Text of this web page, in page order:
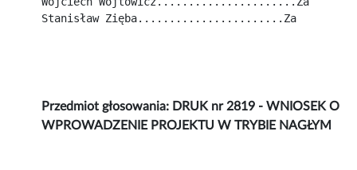
Stanisław Zięba.......................Za
Przedmiot głosowania: DRUK nr 2819 - WNIOSEK O
WPROWADZENIE PROJEKTU W TRYBIE NAGŁYM